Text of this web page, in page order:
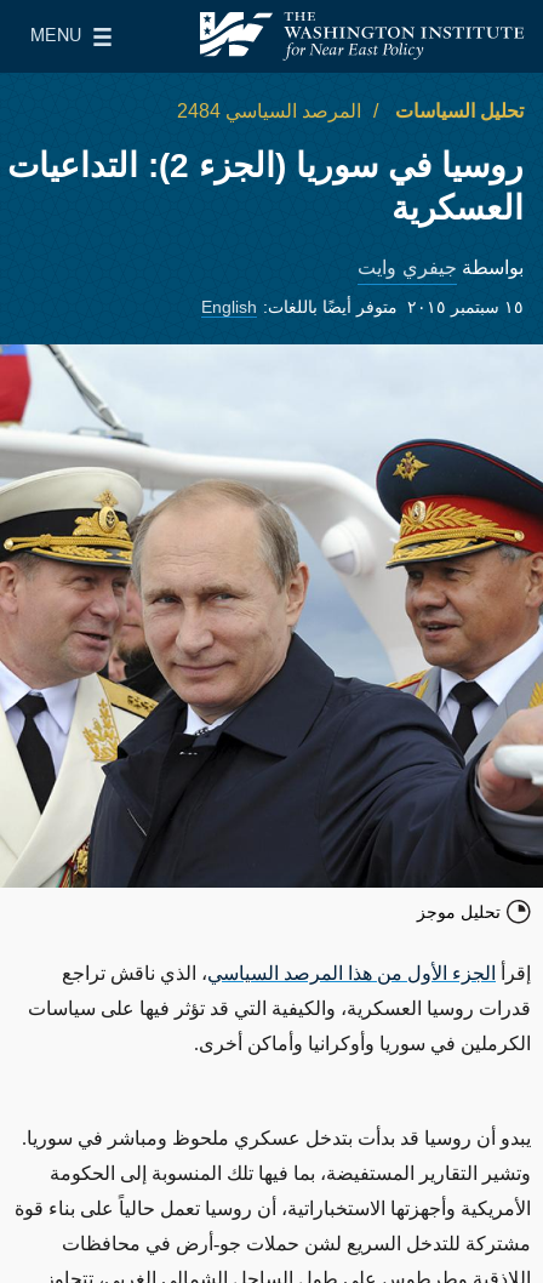
معهد واشنطن لسياسات الشرق الأدنى
MENU
Main Menu
تحليل السياسات المرصد السياسي 2484
روسيا في سوريا (الجزء 2): التداعيات
العسكرية
بواسطة جيفري وايت
١٥ سبتمبر ٢٠١٥ متوفر أيضًا باللغات: English
تحليل موجز
إقرأ الجزء الأول من هذا المرصد السياسي، الذي ناقش تراجع
قدرات روسيا العسكرية، والكيفية التي قد تؤثر فيها على سياسات
الكرملين في سوريا وأوكرانيا وأماكن أخرى.
يبدو أن روسيا قد بدأت بتدخل عسكري ملحوظ ومباشر في سوريا.
وتشير التقارير المستفيضة، بما فيها تلك المنسوبة إلى الحكومة
الأمريكية وأجهزتها الاستخباراتية، أن روسيا تعمل حالياً على بناء قوة
مشتركة للتدخل السريع لشن حملات جو-أرض في محافظات
اللاذقية وطرطوس على طول الساحل الشمالي الغربي، تتجاوز